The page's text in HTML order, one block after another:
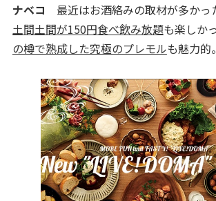
ナベコ 最近はお酒絡みの取材が多かっ
土間土間が150円食べ飲み放題も楽しか
の樽で熟成した究極のプレモルも魅力的。